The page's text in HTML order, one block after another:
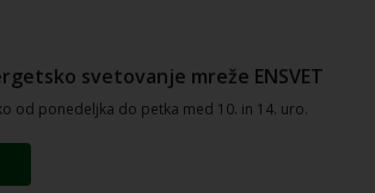
svetovanje mreže ENSVET
od ponedeljka do petka med 10. in 14. uro.